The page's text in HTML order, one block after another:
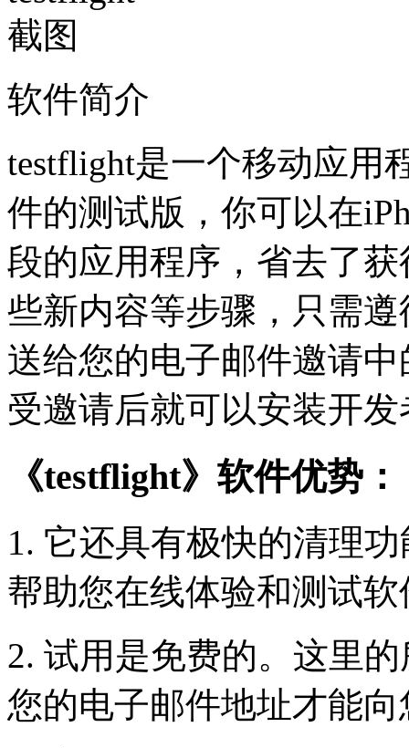
软件简介
testflight是一个移动应用
件的测试版，你可以在
段的应用程序，省去了
些新内容等步骤，只需
送给您的电子邮件邀请
受邀请后就可以安装开
《testflight》软件优势：
1. 它还具有极快的清理
帮助您在线体验和测试软
2. 试用是免费的。这里
您的电子邮件地址才能